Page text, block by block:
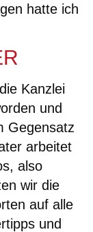
hatte ich
Kanzlei
und
Gegensatz
arbeitet
also
wir die
auf alle
und